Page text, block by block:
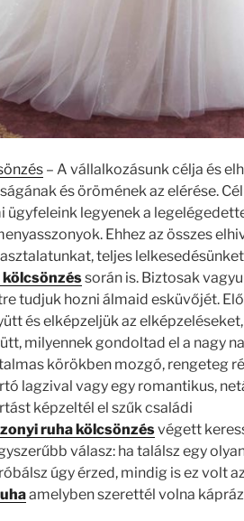
– A vállalkozásunk célja és
és örömének az elérése.
ügyfeleink legyenek a
Ehhez az összes
teljes
során is. Biztosak
tudjuk hozni álmaid esküvőjét.
és elképzeljük az
milyennek gondoltad el a nagy
körökben mozgó, rengeteg
lagzival vagy egy romantikus,
képzeltél el szűk családi
ruha kölcsönzésvégett
válasz: ha találsz egy
úgy érzed, mindig is ez volt
amelyben szerettél volna